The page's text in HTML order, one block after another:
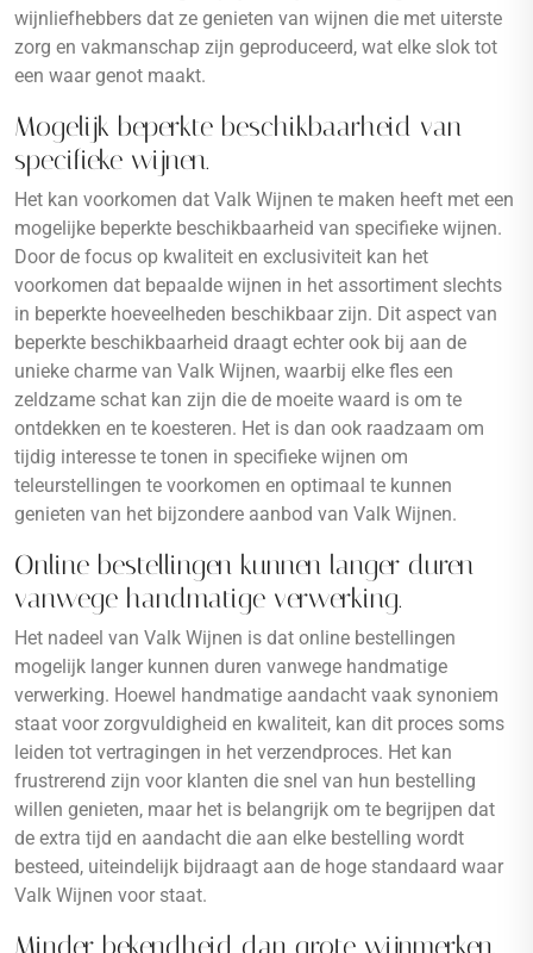
wijnliefhebbers dat ze genieten van wijnen die met uiterste
zorg en vakmanschap zijn geproduceerd, wat elke slok tot
een waar genot maakt.
Mogelijk beperkte beschikbaarheid van
specifieke wijnen.
Het kan voorkomen dat Valk Wijnen te maken heeft met een
mogelijke beperkte beschikbaarheid van specifieke wijnen.
Door de focus op kwaliteit en exclusiviteit kan het
voorkomen dat bepaalde wijnen in het assortiment slechts
in beperkte hoeveelheden beschikbaar zijn. Dit aspect van
beperkte beschikbaarheid draagt echter ook bij aan de
unieke charme van Valk Wijnen, waarbij elke fles een
zeldzame schat kan zijn die de moeite waard is om te
ontdekken en te koesteren. Het is dan ook raadzaam om
tijdig interesse te tonen in specifieke wijnen om
teleurstellingen te voorkomen en optimaal te kunnen
genieten van het bijzondere aanbod van Valk Wijnen.
Online bestellingen kunnen langer duren
vanwege handmatige verwerking.
Het nadeel van Valk Wijnen is dat online bestellingen
mogelijk langer kunnen duren vanwege handmatige
verwerking. Hoewel handmatige aandacht vaak synoniem
staat voor zorgvuldigheid en kwaliteit, kan dit proces soms
leiden tot vertragingen in het verzendproces. Het kan
frustrerend zijn voor klanten die snel van hun bestelling
willen genieten, maar het is belangrijk om te begrijpen dat
de extra tijd en aandacht die aan elke bestelling wordt
besteed, uiteindelijk bijdraagt aan de hoge standaard waar
Valk Wijnen voor staat.
Minder bekendheid dan grote wijnmerken,